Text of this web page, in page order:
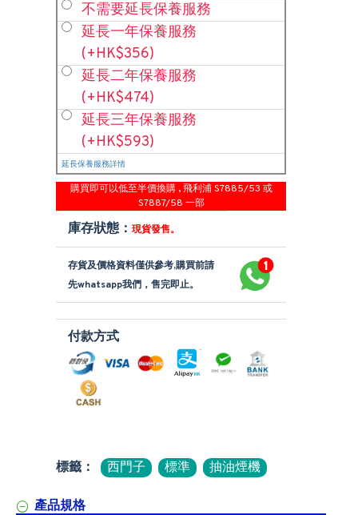
不需要延長保養服務
延長一年保養服務
(+HK$356)
延長二年保養服務
(+HK$474)
延長三年保養服務
(+HK$593)
延長保養服務詳情
購買即可以低至半價換購 , 飛利浦 S7885/53 或
S7887/58 一部
庫存狀態： 現貨發售。
存貨及價格資料僅供參考,購買前請
先whatsapp我們，售完即止。
付款方式
標籤： 西門子 標準 抽油煙機
產品規格